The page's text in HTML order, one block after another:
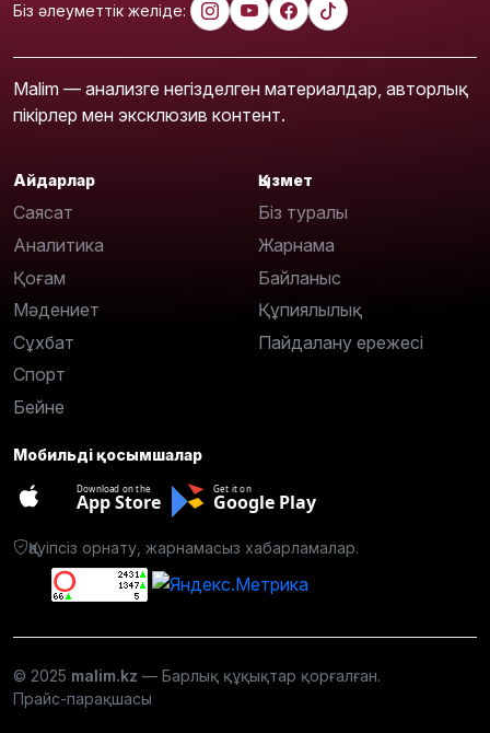
Біз әлеуметтік желіде:
Malim — анализге негізделген материалдар, авторлық
пікірлер мен эксклюзив контент.
Айдарлар
Саясат
Аналитика
Қоғам
Мәдениет
Сұхбат
Спорт
Бейне
Қызмет
Біз туралы
Жарнама
Байланыс
Құпиялылық
Пайдалану ережесі
Мобильді қосымшалар
Download on the
App Store
Get it on
Google Play
Қауіпсіз орнату, жарнамасыз хабарламалар.
© 2025 malim.kz — Барлық құқықтар қорғалған.
Прайс-парақшасы